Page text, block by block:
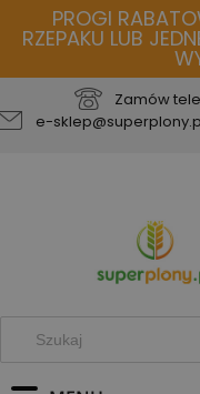
PROGI
RZEPAKU LUB
Zamów
e-